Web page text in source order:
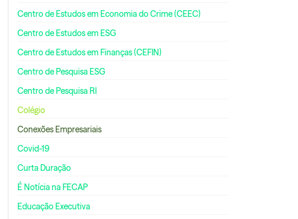
Centro de Estudos em Economia do Crime (CEEC)
Centro de Estudos em ESG
Centro de Estudos em Finanças (CEFIN)
Centro de Pesquisa ESG
Centro de Pesquisa RI
Colégio
Conexões Empresariais
Covid-19
Curta Duração
É Notícia na FECAP
Educação Executiva